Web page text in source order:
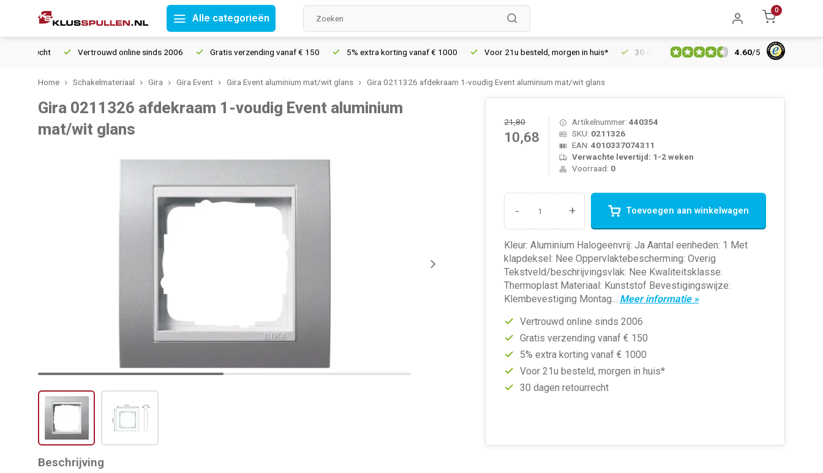
Alle categorieën
0
Vertrouwd online sinds 2006 Gratis verzending vanaf € 150 5% extra korting vanaf € 1000 Voor 21u besteld, morgen in huis* 30 dagen retourrecht Vertrouwd online sinds
4.60/5
Home Schakelmateriaal Gira Gira Event Gira Event aluminium mat/wit glans Gira 0211326 afdekraam 1-voudig Event aluminium mat/wit glans
Gira 0211326 afdekraam 1-voudig Event aluminium
mat/wit glans
21,80
10,68
Artikelnummer: 440354
SKU: 0211326
EAN: 4010337074311
Verwachte levertijd: 1-2 weken
Voorraad: 0
- + Toevoegen aan winkelwagen
Kleur: Aluminium Halogeenvrij: Ja Aantal eenheden: 1 Met
klapdeksel: Nee Oppervlaktebescherming: Overig
Tekstveld/beschrijvingsvlak: Nee Kwaliteitsklasse:
Thermoplast Materiaal: Kunststof Bevestigingswijze:
Klembevestiging Montag... Meer informatie »
Vertrouwd online sinds 2006
Gratis verzending vanaf € 150
5% extra korting vanaf € 1000
Voor 21u besteld, morgen in huis*
30 dagen retourrecht
Beschrijving